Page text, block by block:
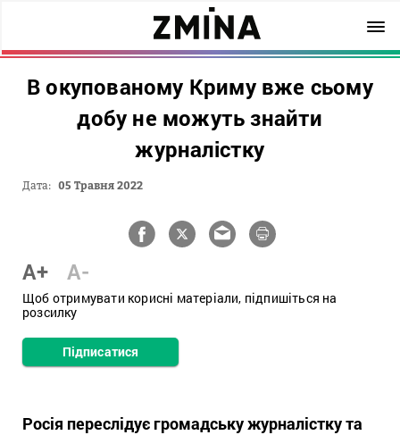
В окупованому Криму вже сьому
добу не можуть знайти
журналістку
Дата: 05 Травня 2022
A+ A-
Щоб отримувати корисні матеріали, підпишіться на
розсилку
Підписатися
Росія переслідує громадську журналістку та